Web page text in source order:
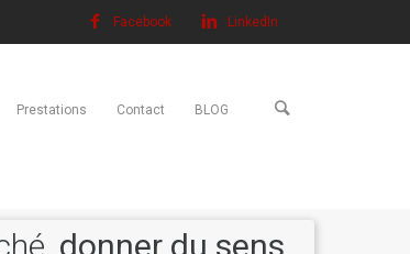
Facebook LinkedIn
Prestations Contact BLOG
donner du sens